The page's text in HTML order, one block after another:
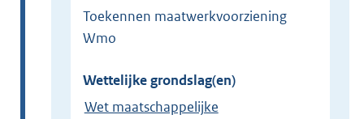
Toekennen maatwerkvoorziening
Wmo
Wettelijke grondslag(en)
Wet maatschappelijke